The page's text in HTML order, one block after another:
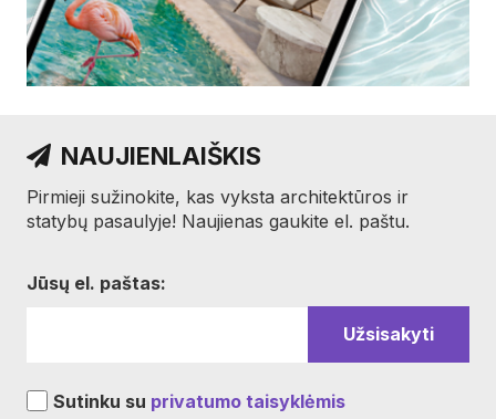
NAUJIENLAIŠKIS
Pirmieji sužinokite, kas vyksta architektūros ir
statybų pasaulyje! Naujienas gaukite el. paštu.
Jūsų el. paštas:
Sutinku su privatumo taisyklėmis